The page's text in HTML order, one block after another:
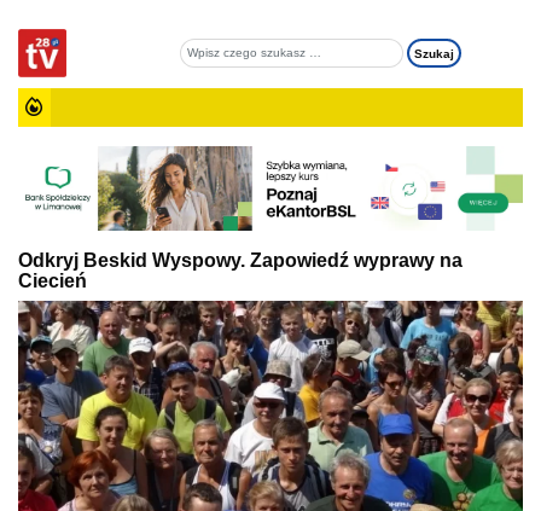
Odkryj Beskid Wyspowy. Zapowiedź wyprawy na
Ciecień